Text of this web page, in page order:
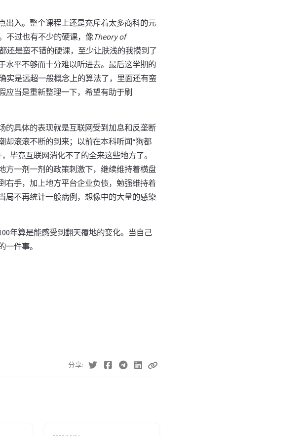
出入。整个课程上还是充斥着太多商科的元
不过也有不少的硬课，像Theory of
还是蛮不错的硬课，至少让肤浅的我摸到了
水平不够而十分难以听进去。最后这学期的
实是远超一般概念上的算法了，里面还有蛮
应当是重新整理一下，希望有助于刷
的具体的表现就是互联网受到加息和反垄断
却滚滚不断的到来；以前在本科听闻“狗都
毕竟互联网消化不了的全来这些地方了。
方一剂一剂的政策刺激下，继续维持着横盘
右手，加上地方平台企业负债，勉强维持着
局不再统计一般病例，想像中的大量的感染
年算是能感受到翻天覆地的变化。当自己
件事。
分享